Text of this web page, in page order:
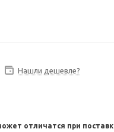
Нашли дешевле?
отличатся при